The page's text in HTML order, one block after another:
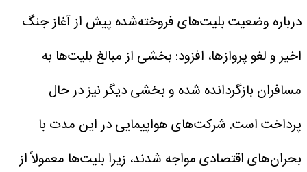
درباره وضعیت بلیت‌های فروخته‌شده پیش از آغاز جنگ
اخیر و لغو پروازها، افزود: بخشی از مبالغ بلیت‌ها به
مسافران بازگردانده شده و بخشی دیگر نیز در حال
پرداخت است. شرکت‌های هواپیمایی در این مدت با
بحران‌های اقتصادی مواجه شدند، زیرا بلیت‌ها معمولاً از